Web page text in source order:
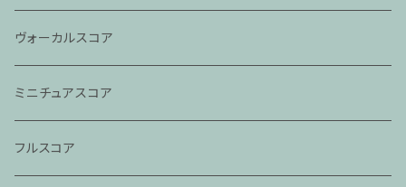
ヴォーカルスコア
ミニチュアスコア
フルスコア